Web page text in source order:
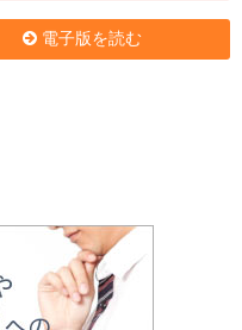
電子版を読む